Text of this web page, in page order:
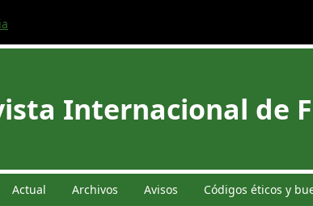
Internacional de
Actual Archivos Avisos Códigos éticos y